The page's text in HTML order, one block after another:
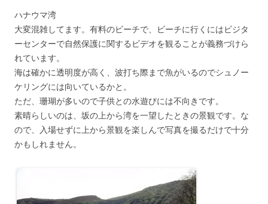
ハナウマ湾
大変混雑してます。有料のビーチで、ビーチに行くにはビジタ
ーセンターで自然保護に関するビデオを観ることが義務づけら
れています。
海は確かに透明度が高く、波打ち際まで魚がいるのでシュノー
ケリングには向いているかと。
ただ、珊瑚が多いので子供との水遊びには不向きです。
素晴らしいのは、坂の上から湾を一望したときの景観です。な
ので、入場せずに上から景観を楽しんで写真を撮るだけで十分
かもしれません。